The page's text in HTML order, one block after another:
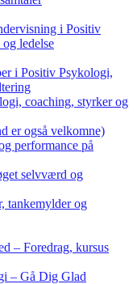
i Positiv
ledelse
i Positiv Psykologi,
coaching, styrker og
er også velkomne)
performance på
selvværd og
tankemylder og
– Foredrag, kursus
– Gå Dig Glad